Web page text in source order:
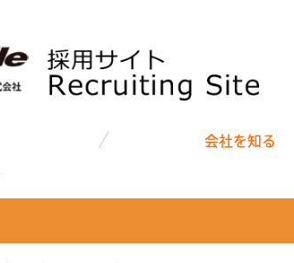
会社を知る